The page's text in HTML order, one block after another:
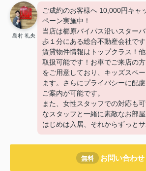
島村 礼央
ご成約のお客様へ 10,000円キャ
ペーン実施中！
当店は櫛原バイパス沿いスター
歩１分にある総合不動産会社で
賃貸物件情報はトップクラス！
取扱可能です！お車でご来店の
をご用意しており、キッズスペ
ます。さらにプライバシーに配
ご案内が可能です。
また、女性スタッフでの対応も
なスタッフと一緒に素敵なお部屋
はじめは入居、それからずっと
無料 お問い合わせ